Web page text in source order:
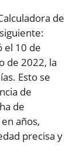
de
el 10 de
de 2022, la
Esto se
de
de
años,
precisa y